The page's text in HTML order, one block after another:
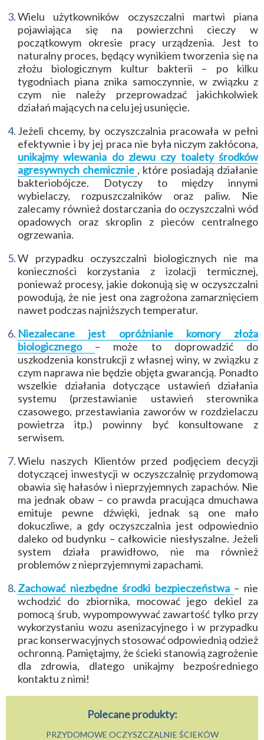
Wielu użytkowników oczyszczalni martwi piana
pojawiająca się na powierzchni cieczy w
początkowym okresie pracy urządzenia. Jest to
naturalny proces, będący wynikiem tworzenia się na
złożu biologicznym kultur bakterii – po kilku
tygodniach piana znika samoczynnie, w związku z
czym nie należy przeprowadzać jakichkolwiek
działań mających na celu jej usunięcie.
Jeżeli chcemy, by oczyszczalnia pracowała w pełni
efektywnie i by jej praca nie była niczym zakłócona,
unikajmy wlewania do zlewu czy toalety środków
agresywnych chemicznie , które posiadają działanie
bakteriobójcze. Dotyczy to między innymi
wybielaczy, rozpuszczalników oraz paliw. Nie
zalecamy również dostarczania do oczyszczalni wód
opadowych oraz skroplin z pieców centralnego
ogrzewania.
W przypadku oczyszczalni biologicznych nie ma
konieczności korzystania z izolacji termicznej,
ponieważ procesy, jakie dokonują się w oczyszczalni
powodują, że nie jest ona zagrożona zamarznięciem
nawet podczas najniższych temperatur.
Niezalecane jest opróżnianie komory złoża
biologicznego
– może to doprowadzić do
uszkodzenia konstrukcji z własnej winy, w związku z
czym naprawa nie będzie objęta gwarancją. Ponadto
wszelkie działania dotyczące ustawień działania
systemu (przestawianie ustawień sterownika
czasowego, przestawiania zaworów w rozdzielaczu
powietrza itp.) powinny być konsultowane z
serwisem.
Wielu naszych Klientów przed podjęciem decyzji
dotyczącej inwestycji w oczyszczalnię przydomową
obawia się hałasów i nieprzyjemnych zapachów. Nie
ma jednak obaw – co prawda pracująca dmuchawa
emituje pewne dźwięki, jednak są one mało
dokuczliwe, a gdy oczyszczalnia jest odpowiednio
daleko od budynku – całkowicie niesłyszalne. Jeżeli
system działa prawidłowo, nie ma również
problemów z nieprzyjemnymi zapachami.
Zachować niezbędne środki bezpieczeństwa – nie
wchodzić do zbiornika, mocować jego dekiel za
pomocą śrub, wypompowywać zawartość tylko przy
wykorzystaniu wozu asenizacyjnego i w przypadku
prac konserwacyjnych stosować odpowiednią odzież
ochronną. Pamiętajmy, że ścieki stanowią zagrożenie
dla zdrowia, dlatego unikajmy bezpośredniego
kontaktu z nimi!
Polecane produkty:
PRZYDOMOWE OCZYSZCZALNIE ŚCIEKÓW